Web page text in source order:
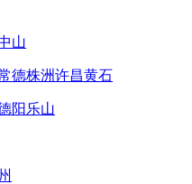
山
德株洲许昌黄石
阳 乐山